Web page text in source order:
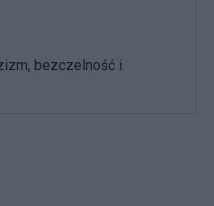
bezczelność i